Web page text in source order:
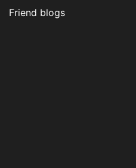
Friend blogs